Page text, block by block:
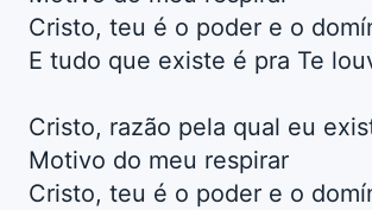
Cristo, teu é o poder e o
E tudo que existe é pra Te
Cristo, razão pela qual eu
Motivo do meu respirar
Cristo, teu é o poder e o